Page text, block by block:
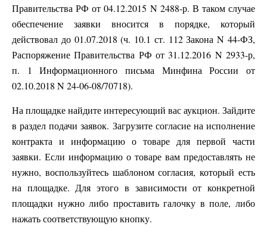
Правительства РФ от 04.12.2015 N 2488-р. В таком случае
обеспечение заявки вносится в порядке, который
действовал до 01.07.2018 (ч. 10.1 ст. 112 Закона N 44-ФЗ,
Распоряжение Правительства РФ от 31.12.2016 N 2933-р,
п. 1 Информационного письма Минфина России от
02.10.2018 N 24-06-08/70718).
На площадке найдите интересующий вас аукцион. Зайдите
в раздел подачи заявок. Загрузите согласие на исполнение
контракта и информацию о товаре для первой части
заявки. Если информацию о товаре вам предоставлять не
нужно, воспользуйтесь шаблоном согласия, который есть
на площадке. Для этого в зависимости от конкретной
площадки нужно либо проставить галочку в поле, либо
нажать соответствующую кнопку.